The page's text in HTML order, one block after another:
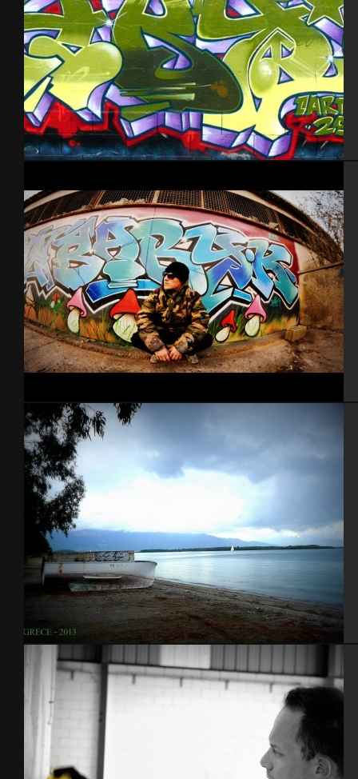
Cherbourg
Grèce 2013